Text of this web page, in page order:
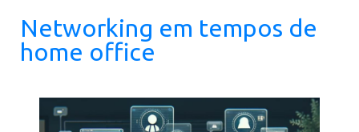
Networking em tempos de
home office